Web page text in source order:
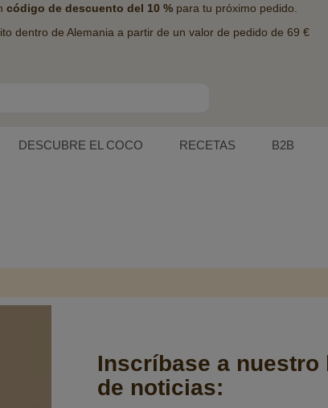
código de descuento del 10 %para tu próximo pedido.
dentro de Alemania a partir de un valor de pedido de 69 €
DESCUBRE EL COCO RECETAS B2B
Inscríbase a nuestro
de noticias: